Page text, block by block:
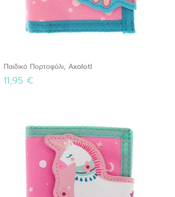
Παιδικό Πορτοφόλι, Axolotl
11,95 €